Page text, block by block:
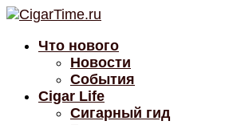
Что нового
Новости
События
Cigar Life
Сигарный гид